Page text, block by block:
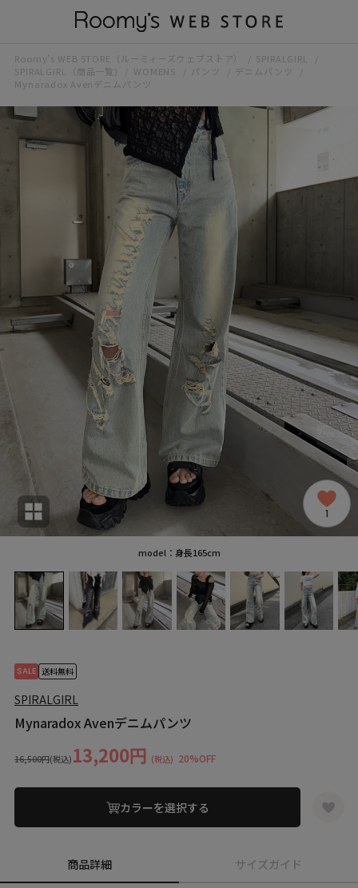
Roomy’s WEB STORE（ルーミィーズウェブストア）
SPIRALGIRL
SPIRALGIRL（商品一覧)
WOMENS パンツ
デニムパンツ
Mynaradox Avenデニムパンツ
1
model：身長165cm
SALE 送料無料
SPIRALGIRL
Mynaradox Avenデニムパンツ
16,500円(税込) 13,200円 (税込) 20%OFF
カラーを選択する
商品詳細 サイズガイド